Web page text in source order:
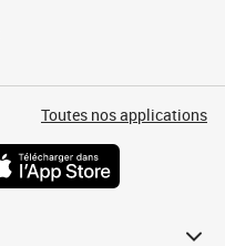
Toutes nos applications